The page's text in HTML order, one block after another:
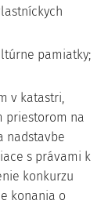
pamiatky;
v katastri,
priestorom na
nadstavbe
s právami k
konkurzu
konania o